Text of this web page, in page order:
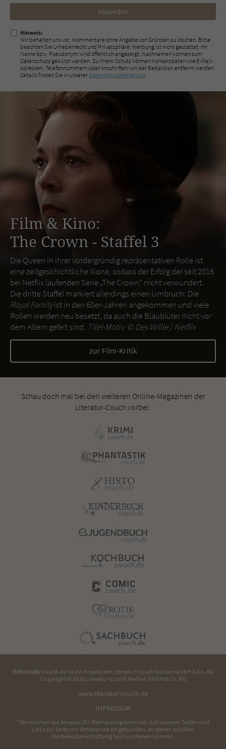
Nicht
ausfüllen!
Hinweis:
Wir behalten uns vor, Kommentare ohne Angabe von Gründen zu löschen. Bitte
beachten Sie Urheberrecht und Privatsphäre; Werbung ist nicht gestattet. Ihr
Name bzw. Pseudonym wird öffentlich angezeigt; Nachnamen können zum
Datenschutz gekürzt werden. Zu Ihrem Schutz können Kontaktdaten wie E-Mail-
Adressen, Telefonnummern oder Anschriften von der Redaktion entfernt werden.
Details finden Sie in unserer Datenschutzerklärung
Film & Kino:
The Crown - Staffel 3
Die Queen in ihrer vordergründig repräsentativen Rolle ist
eine zeitgeschichtliche Ikone, sodass der Erfolg der seit 2016
bei Netflix laufenden Serie „The Crown“ nicht verwundert.
Die dritte Staffel markiert allerdings einen Umbruch: Die
Royal Familyist in den 60er-Jahren angekommen und viele
Rollen werden neu besetzt, da auch die Blaublüter nicht vor
dem Altern gefeit sind. Titel-Motiv: ©Des Willie / Netflix
zur Film-Kritik
Schau doch mal bei den weiteren Online-Magazinen der
Literatur-Couch vorbei:
Belletristik-Couch.de ist ein Projekt der Literatur-Couch Medien GmbH & Co. KG
Copyright © 2026 Literatur-Couch Medien GmbH & Co. KG
www.literatur-couch.de
IMPRESSUM
* Wir nehmen am Amazon EU-Partnerprogramm teil. Auf unseren Seiten sind
Links zur Seite von Amazon.de eingebunden, an denen wir über
Werbekostenerstattung Geld verdienen können.